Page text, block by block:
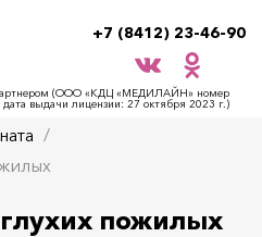
+7 (8412) 23-46-90
(ООО «КДЦ «МЕДИЛАЙН» номер
выдачи лицензии: 27 октября 2023 г.)
пожилых